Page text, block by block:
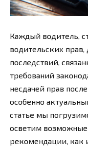
Каждый водитель,
водительских прав,
последствий,
требований
несдачей прав
особенно
статье мы
осветим
рекомендации, как